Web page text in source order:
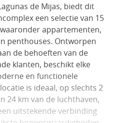
de Mijas, biedt dit
een selectie van 15
appartementen,
penthouses. Ontworpen
de behoeften van de
klanten, beschikt elke
en functionele
is ideaal, op slechts 2
24 km van de luchthaven,
uitstekende verbinding